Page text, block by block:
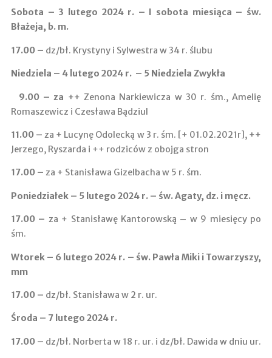
Sobota – 3 lutego 2024 r. – I sobota miesiąca – św.
Błażeja, b. m.
17.00 – dz/bł. Krystyny i Sylwestra w 34 r. ślubu
Niedziela – 4 lutego 2024 r. – 5 Niedziela Zwykła
9.00 – za ++ Zenona Narkiewicza w 30 r. śm., Amelię
Romaszewicz i Czesława Bądziul
11.00 ­–za + Lucynę Odolecką w 3 r. śm. [+ 01.02.2021r], ++
Jerzego, Ryszarda i ++ rodziców z obojga stron
17.00 – za + Stanisława Gizelbacha w 5 r. śm.
Poniedziałek – 5 lutego 2024 r. – św. Agaty, dz. i męcz.
17.00 – za + Stanisławę Kantorowską – w 9 miesięcy po
śm.
Wtorek – 6 lutego 2024 r. – św. Pawła Miki i Towarzyszy,
mm
17.00 – dz/bł. Stanisława w 2 r. ur.
Środa – 7 lutego 2024 r.
17.00 – dz/bł. Norberta w 18 r. ur. i dz/bł. Dawida w dniu ur.